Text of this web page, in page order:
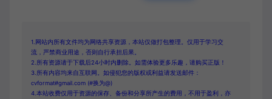
1.网站内所有文件均为网络共享资源，本站仅做打包整理。仅用于学习交
流，严禁商业用途，否则自行承担后果。
2.所有资源请于下载后24小时内删除。如需体验更多乐趣，请购买正版！
3.所有内容均来自互联网。如侵犯您的版权或利益请发送邮件：
cvformat#gmail.com (#换为@)
4.本站收费仅用于资源的保存、备份和分享所产生的费用，不用于盈利，亦